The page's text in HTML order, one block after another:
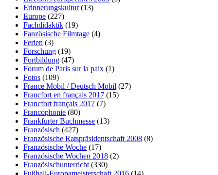
Erinnerungskultur(13)
Europe (227)
Fachdidaktik (19)
Fanzösische Filmtage (4)
Ferien (3)
Forschung (19)
Fortbildung (47)
Forum de Paris sur la paix (1)
Fotos (109)
France Mobil / Deutsch Mobil (27)
Francfort en français 2017 (15)
Francfort français 2017 (7)
Francophonie (80)
Frankfurter Buchmesse (13)
Französisch (427)
Französische Ratspräsidentschaft 2008 (8)
Französische Woche (17)
Französische Wochen 2018 (2)
Französischunterricht (330)